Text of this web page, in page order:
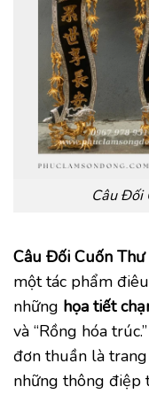
Câu Đối
Câu Đối Cuốn
một tác phẩm
những họa tiết
và “Rồng hóa
đơn thuần là
những thông điệp